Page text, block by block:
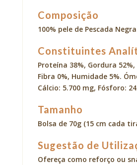
Composição
100% pele de Pescada
Constituintes
Proteína 38%, Gordura 52%,
Fibra 0%, Humidade 5%.
Cálcio: 5.700 mg, Fósforo:
Tamanho
Bolsa de 70g (15 cm cada
Sugestão de
Ofereça como reforço ou